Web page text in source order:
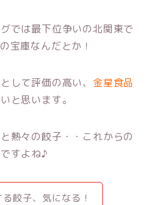
では最下位争いの北関東で
宝庫なんだとか！
して評価の高い、 金星食品
と思います。
熱々の餃子・・これからの
すよね♪
餃子、気になる！